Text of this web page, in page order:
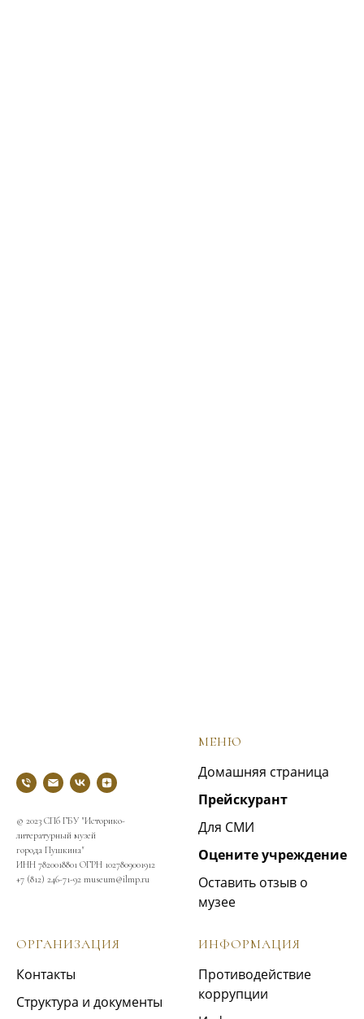
© 2023 СПб ГБУ "Историко-
литературный музей
города Пушкина"
ИНН 7820018801 ОГРН 1027809001912
+7 (812) 246-71-92 museum@ilmp.ru
МЕНЮ
Домашняя страница
Прейскурант
Для СМИ
Оцените учреждение
Оставить отзыв о
музее
ОРГАНИЗАЦИЯ
Контакты
Структура и документы
ИНФОРМАЦИЯ
Противодействие
коррупции